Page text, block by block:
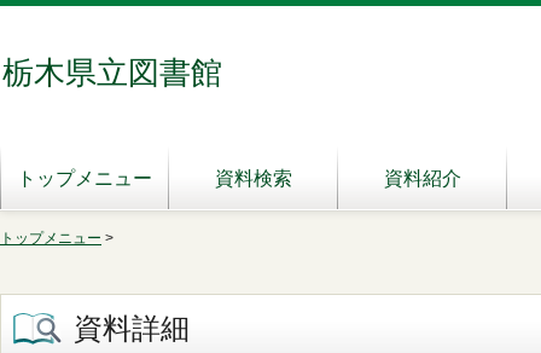
栃木県立図書館
トップメニュー 資料検索 資料紹介
トップメニュー >
資料詳細